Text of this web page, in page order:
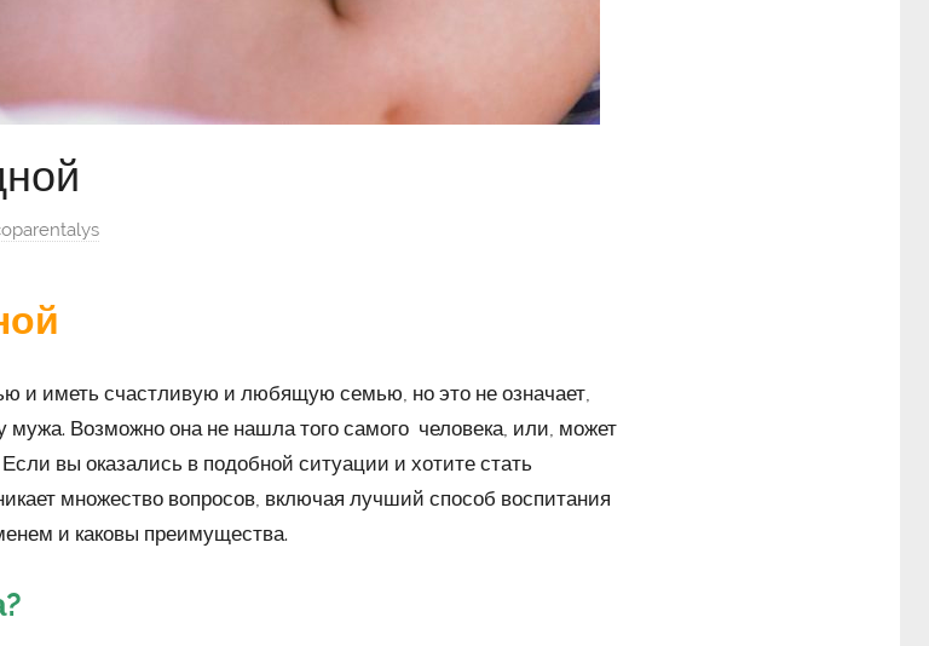
и иметь счастливую и любящую семью, но это не означает,
мужа. Возможно она не нашла того самого человека, или, может
вы оказались в подобной ситуации и хотите стать
множество вопросов, включая лучший способ воспитания
и каковы преимущества.